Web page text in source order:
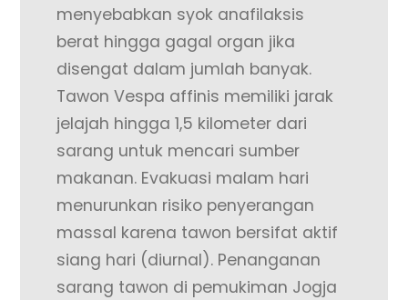
menyebabkan syok anafilaksis
berat hingga gagal organ jika
disengat dalam jumlah banyak.
Tawon Vespa affinis memiliki jarak
jelajah hingga 1,5 kilometer dari
sarang untuk mencari sumber
makanan. Evakuasi malam hari
menurunkan risiko penyerangan
massal karena tawon bersifat aktif
siang hari (diurnal). Penanganan
sarang tawon di pemukiman Jogja